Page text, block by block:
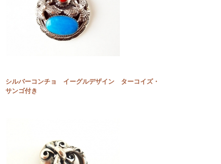
シルバーコンチョ イーグルデザイン ターコイズ・
サンゴ付き